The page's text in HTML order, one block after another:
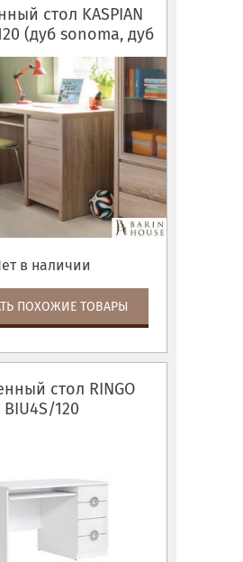
стол KASPIAN
(дуб sonoma, дуб
белый глянец)
в наличии
ПОХОЖИЕ ТОВАРЫ
стол RINGO
BIU4S/120